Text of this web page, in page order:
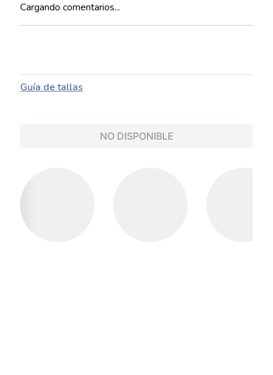
Cargando comentarios...
Guía de tallas
NO DISPONIBLE